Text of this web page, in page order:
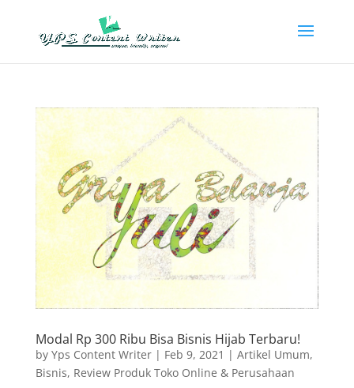
Modal Rp 300 Ribu Bisa Bisnis Hijab Terbaru!
by Yps Content Writer| Feb 9, 2021 | Artikel Umum,
Bisnis, Review Produk Toko Online & Perusahaan